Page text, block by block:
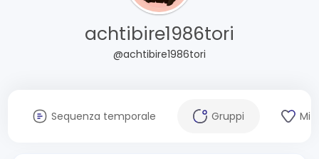
achtibire1986tori
@achtibire1986tori
Sequenza temporale Gruppi Mi